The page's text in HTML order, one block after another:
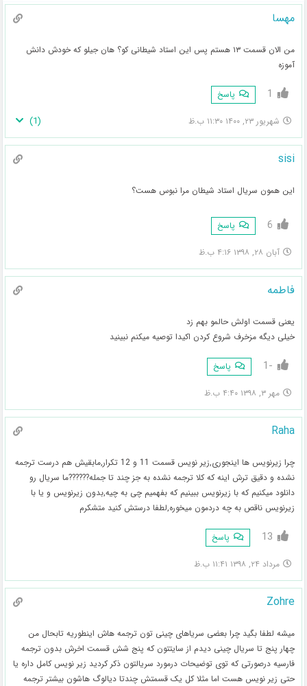
مهسا
من الان قسمت ۱۳ هستم پس این استاد شیطانی کو؟ هان جیلو که خودش دانش
آموزه
1 پاسخ
شهریور ۲۳, ۱۴۰۰ ۱۱:۳۰ ب.ظ (
1
)
sisi
این همون سریال استاد شیطان مرا نبوس هست؟
6 پاسخ
آبان ۲۸, ۱۳۹۸ ۴:۱۶ ب.ظ
فاطمه
یعنی قسمت اولش حالمو بهم زد
خیلی دیگه مزخرف شروع کردن اکیدا توصیه میکنم نبینید
-1 پاسخ
مهر ۳, ۱۳۹۸ ۴:۴۰ ب.ظ
Raha
چرا زیرنویس ها اینجوری,زیر نویس قسمت 11 و 12 تکرار,مابقیش هم درست ترجمه
نشده و دقیق ترش اینه که کلا ترجمه نشده به جز چند تا جمله??????ما سریال رو
دانلود میکنیم که با زیرنویس ببینیم که بفهمیم چی به چیه,بدون زیرنویس و یا با
زیرنویس ناقص به چه دردمون میخوره,لطفا درستش کنید متشکرم
13 پاسخ
مرداد ۲۴, ۱۳۹۸ ۱۱:۴۱ ب.ظ
Zohre
میشه لطفا بگید چرا بعضی سریاهای چینی تون ترجمه هاش اینطوریه تابحال من
چهار پنج تا سریال چینی دیدم از سایتتون که پنج شش قسمت اخرش بدون ترجمه
فارسیه درصورتی که توی توضیحات درمورد سریالتون ذکر کردید زیر نویس کامل داره یا
حتی زیر نویس هست اما مثلا کل یک قسمتش چندتا دیالوگ هاشون بیشتر ترجمه